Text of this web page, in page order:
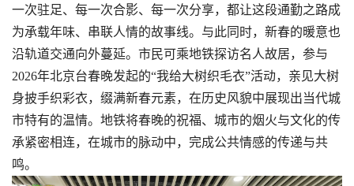
一次驻足、每一次合影、每一次分享，都让这段通勤之路成
为承载年味、串联人情的故事线。与此同时，新春的暖意也
沿轨道交通向外蔓延。市民可乘地铁探访名人故居，参与
2026年北京台春晚发起的“我给大树织毛衣”活动，亲见大树
身披手织彩衣，缀满新春元素，在历史风貌中展现出当代城
市特有的温情。地铁将春晚的祝福、城市的烟火与文化的传
承紧密相连，在城市的脉动中，完成公共情感的传递与共
鸣。